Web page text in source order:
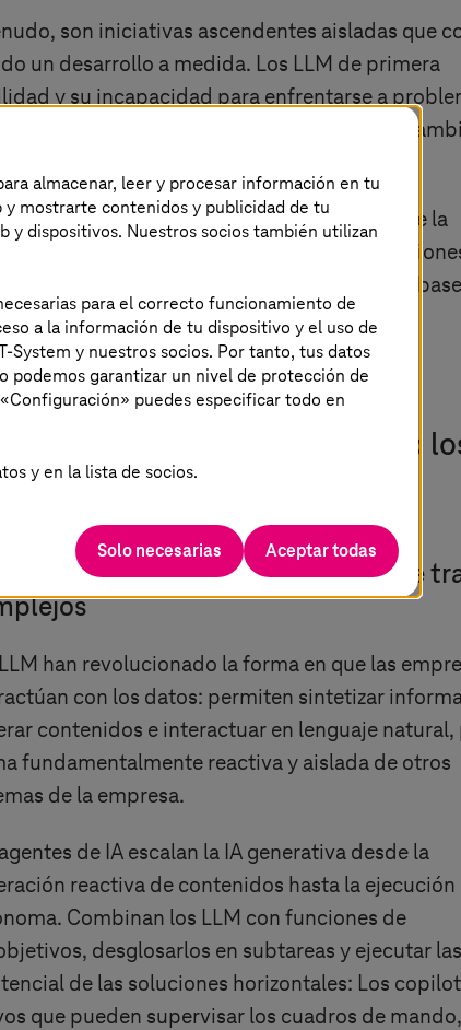
son iniciativas ascendentes aisladas que
un desarrollo a medida. Los LLM de primera
y su incapacidad para enfrentarse a
a menudo incoherentes. La IA vertical
la disrupción.
ola de IA generativa ha hecho posible la
en la IA y han ayudado a las
de modelos y gobernanza. Esto sienta las
agentes de IA.
la paradoja al beneficio: Cómo
pueden escalar la IA
avance: Automatización de flujos de
han revolucionado la forma en que las
con los datos: permiten sintetizar
contenidos e interactuar en lenguaje natural,
fundamentalmente reactiva y aislada de otros
de la empresa.
de IA escalan la IA generativa desde la
reactiva de contenidos hasta la ejecución
Combinan los LLM con funciones de
desglosarlos en subtareas y ejecutar las
de las soluciones horizontales: Los
que pueden supervisar los cuadros de
almacenar, leer y procesar información en tu
mostrarte contenidos y publicidad de tu
y dispositivos. Nuestros socios también utilizan
para el correcto funcionamiento de
a la información de tu dispositivo y el uso de
System y nuestros socios. Por tanto, tus datos
podemos garantizar un nivel de protección de
puedes especificar todo en
y en la lista de socios.
Solo necesarias Aceptar todas